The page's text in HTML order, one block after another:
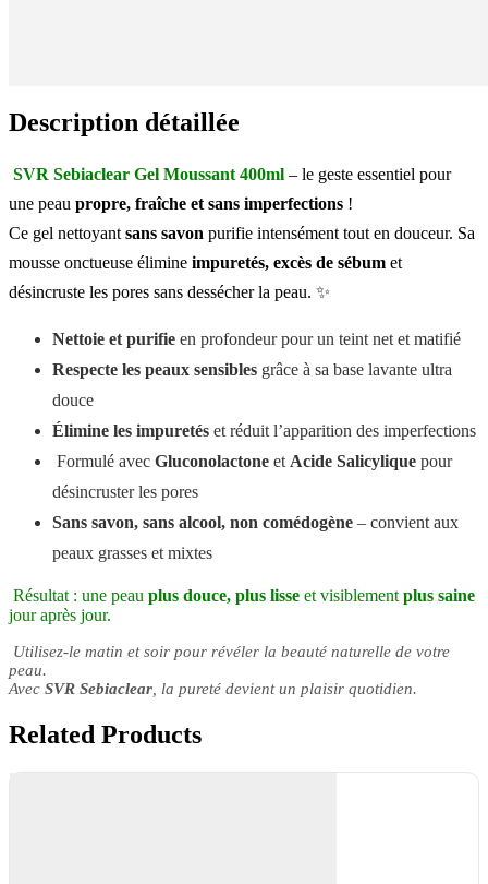
Description détaillée
SVR Sebiaclear Gel Moussant 400ml – le geste essentiel pour
une peau propre, fraîche et sans imperfections !
Ce gel nettoyant sans savon purifie intensément tout en douceur. Sa
mousse onctueuse élimine impuretés, excès de sébum et
désincruste les pores sans dessécher la peau. ✨
Nettoie et purifie en profondeur pour un teint net et matifié
Respecte les peaux sensibles grâce à sa base lavante ultra
douce
Élimine les impuretés et réduit l’apparition des imperfections
Formulé avec Gluconolactone et Acide Salicylique pour
désincruster les pores
Sans savon, sans alcool, non comédogène – convient aux
peaux grasses et mixtes
Résultat : une peau plus douce, plus lisse et visiblement plus saine
jour après jour.
Utilisez-le matin et soir pour révéler la beauté naturelle de votre
peau.
Avec SVR Sebiaclear , la pureté devient un plaisir quotidien.
Related Products